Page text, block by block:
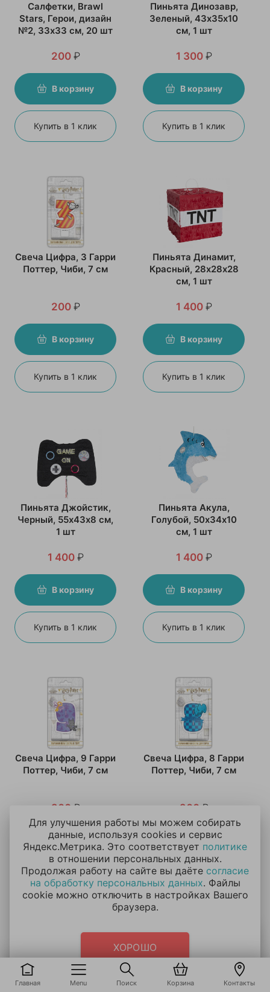
Главная Menu Поиск Корзина Контакты
Салфетки, Brawl
Stars, Герои, дизайн
№2, 33х33 см, 20 шт
200 ₽
В корзину
Купить в 1 клик
Пиньята Динозавр,
Зеленый, 43х35х10
см, 1 шт
1 300 ₽
В корзину
Купить в 1 клик
Свеча Цифра, 3 Гарри
Поттер, Чиби, 7 см
200 ₽
В корзину
Купить в 1 клик
Пиньята Динамит,
Красный, 28х28х28
см, 1 шт
1 400 ₽
В корзину
Купить в 1 клик
Пиньята Джойстик,
Черный, 55х43х8 см,
1 шт
1 400 ₽
В корзину
Купить в 1 клик
Пиньята Акула,
Голубой, 50х34х10
см, 1 шт
1 400 ₽
В корзину
Купить в 1 клик
Свеча Цифра, 9 Гарри
Поттер, Чиби, 7 см
200 ₽
В корзину
Купить в 1 клик
Свеча Цифра, 8 Гарри
Поттер, Чиби, 7 см
200 ₽
В корзину
Купить в 1 клик
Для улучшения работы мы можем собирать
данные, используя cookies и сервис
Яндекс.Метрика. Это соответствует политике
в отношении персональных данных.
Продолжая работу на сайте вы даёте согласие
на обработку персональных данных. Файлы
cookie можно отключить в настройках Вашего
браузера.
ХОРОШО